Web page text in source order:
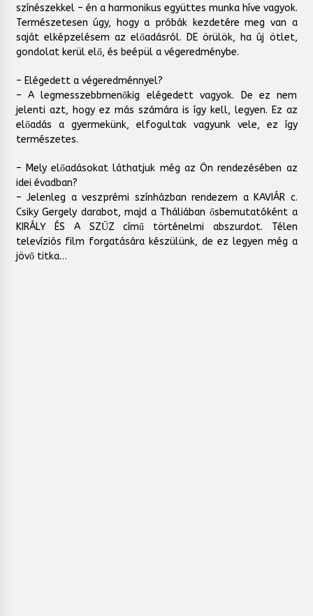
színészekkel – én a harmonikus együttes munka híve vagyok.
Természetesen úgy, hogy a próbák kezdetére meg van a
saját elképzelésem az előadásról. DE örülök, ha új ötlet,
gondolat kerül elő, és beépül a végeredménybe.
– Elégedett a végeredménnyel?
– A legmesszebbmenőkig elégedett vagyok. De ez nem
jelenti azt, hogy ez más számára is így kell, legyen. Ez az
előadás a gyermekünk, elfogultak vagyunk vele, ez így
természetes.
– Mely előadásokat láthatjuk még az Ön rendezésében az
idei évadban?
– Jelenleg a veszprémi színházban rendezem a KAVIÁR c.
Csiky Gergely darabot, majd a Tháliában ősbemutatóként a
KIRÁLY ÉS A SZŰZ című történelmi abszurdot. Télen
televíziós film forgatására készülünk, de ez legyen még a
jövő titka…